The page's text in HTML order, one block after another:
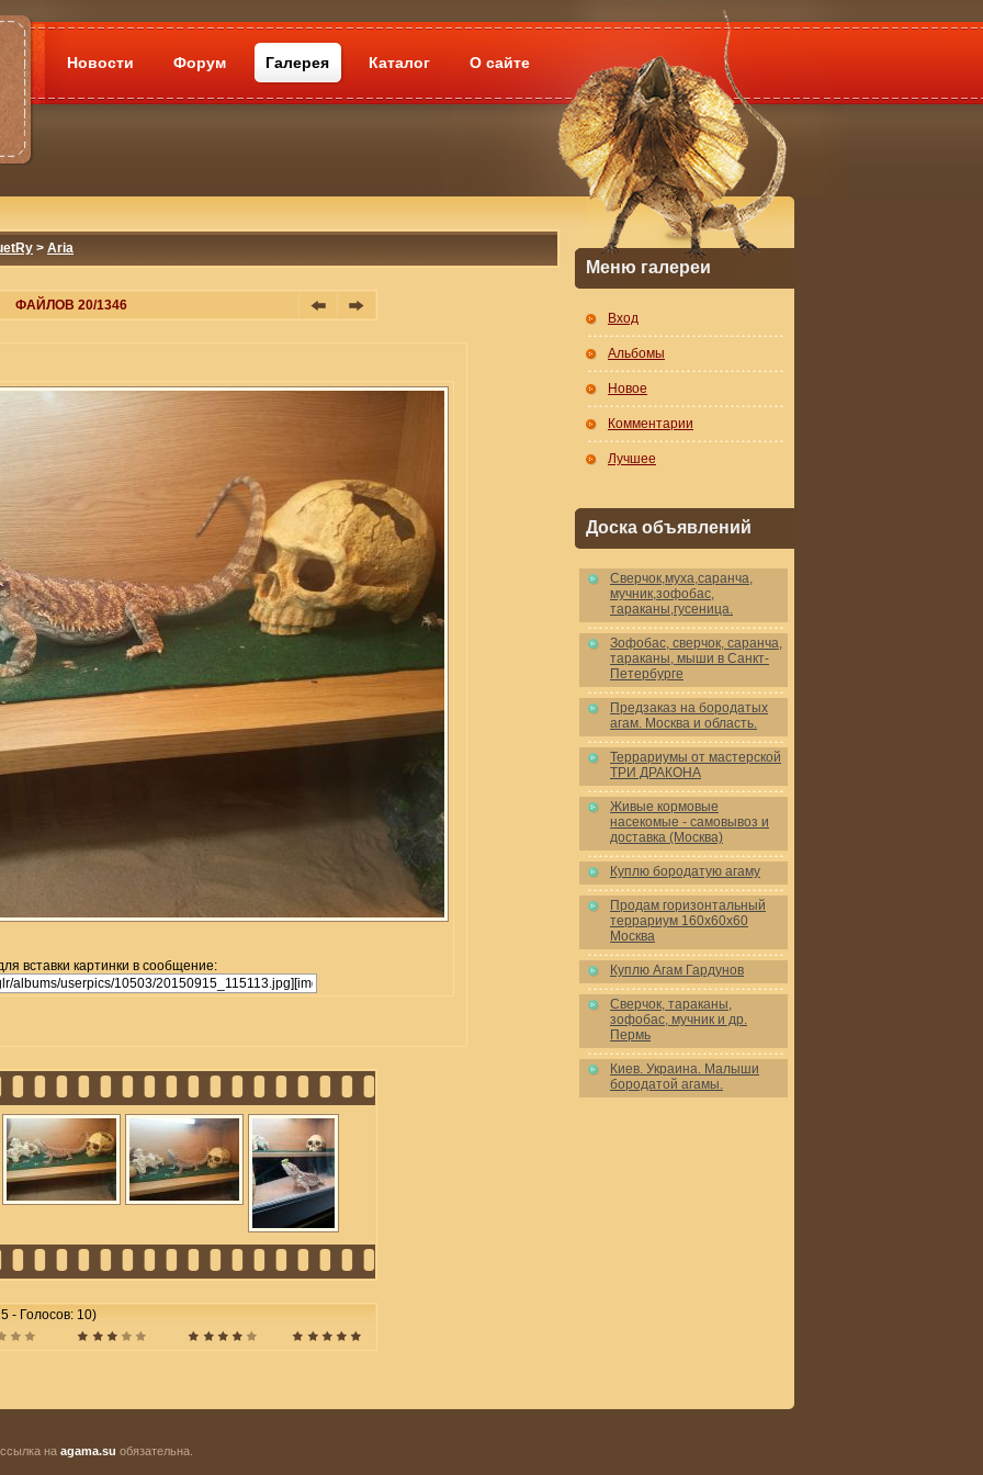
Новости Форум Галерея Каталог О сайте
> Aria
ФАЙЛОВ 20/1346
вставки картинки в сообщение:
- Голосов: 10)
Меню галереи
Вход
Альбомы
Новое
Комментарии
Лучшее
Доска объявлений
Cверчок,муха,саранча,
мучник,зофобас,
тараканы,гусеница.
Зофобас, сверчок, саранча,
тараканы, мыши в Санкт-
Петербурге
Предзаказ на бородатых
агам. Москва и область.
Террариумы от мастерской
ТРИ ДРАКОНА
Живые кормовые
насекомые - самовывоз и
доставка (Москва)
Куплю бородатую агаму
Продам горизонтальный
террариум 160x60x60
Москва
Куплю Агам Гардунов
Сверчок, тараканы,
зофобас, мучник и др.
Пермь
Киев. Украина. Малыши
бородатой агамы.
на agama.su обязательна.